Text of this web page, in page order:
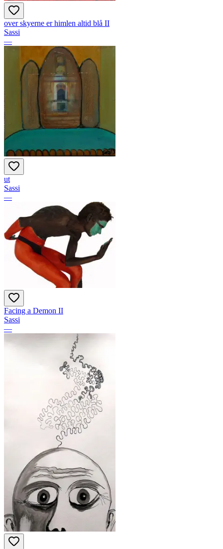
over skyerne er himlen altid blå II
Sassi
—
ut
Sassi
—
Facing a Demon II
Sassi
—